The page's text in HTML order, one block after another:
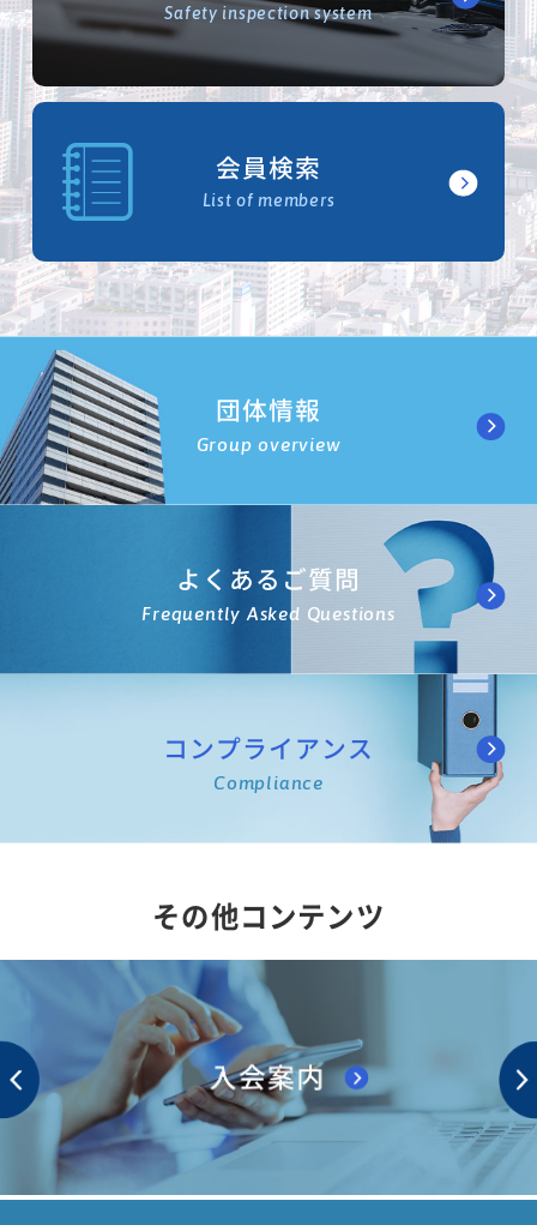
Safety inspection system
会員検索
List of members
団体情報
Group overview
よくあるご質問
Frequently Asked Questions
コンプライアンス
Compliance
その他コンテンツ